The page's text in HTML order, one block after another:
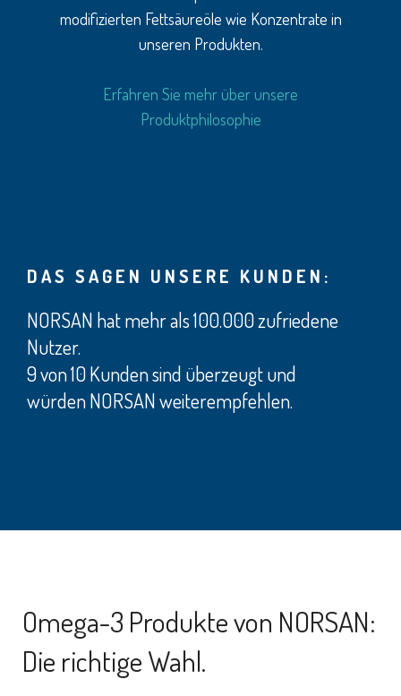
modifizierten Fettsäureöle wie Konzentrate in
unseren Produkten.
Erfahren Sie mehr über unsere
Produktphilosophie
DAS SAGEN UNSERE KUNDEN:
NORSAN hat mehr als 100.000 zufriedene
Nutzer.
9 von 10 Kunden sind überzeugt und
würden NORSAN weiterempfehlen.
Omega-3 Produkte von NORSAN:
Die richtige Wahl.